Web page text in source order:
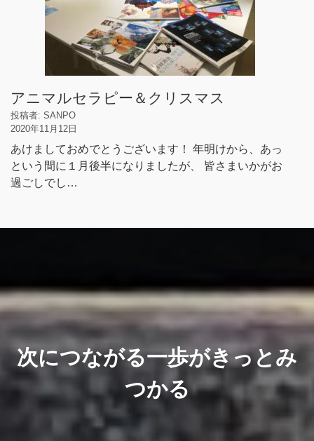
アニマルセラピー＆クリスマス
投稿者: SANPO
2020年11月12日
あけましておめでとうございます！ 年明けから、あっ
という間に１月後半になりましたが、 皆さまいかがお
過ごしでし…
​次につながる一歩がきっとみ
つかる